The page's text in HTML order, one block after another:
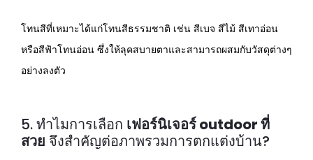
โทนสีที่เหมาะได้แก่โทนสีธรรมชาติ เช่น สีเบจ สีไม้ สีเทาอ่อน
หรือสีฟ้าโทนอ่อน ซึ่งให้ลุคสบายตาและสามารถผสมกับวัสดุต่างๆ
อย่างลงตัว
5. ทำไมการเลือก เฟอร์นิเจอร์ outdoor ที่
สวย จึงสำคัญต่อภาพรวมการตกแต่งบ้าน?